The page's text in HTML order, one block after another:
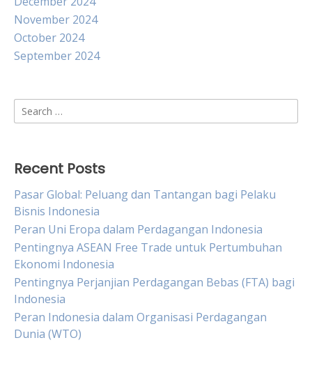
November 2024
October 2024
September 2024
Search
for:
Recent Posts
Pasar Global: Peluang dan Tantangan bagi Pelaku
Bisnis Indonesia
Peran Uni Eropa dalam Perdagangan Indonesia
Pentingnya ASEAN Free Trade untuk Pertumbuhan
Ekonomi Indonesia
Pentingnya Perjanjian Perdagangan Bebas (FTA) bagi
Indonesia
Peran Indonesia dalam Organisasi Perdagangan
Dunia (WTO)